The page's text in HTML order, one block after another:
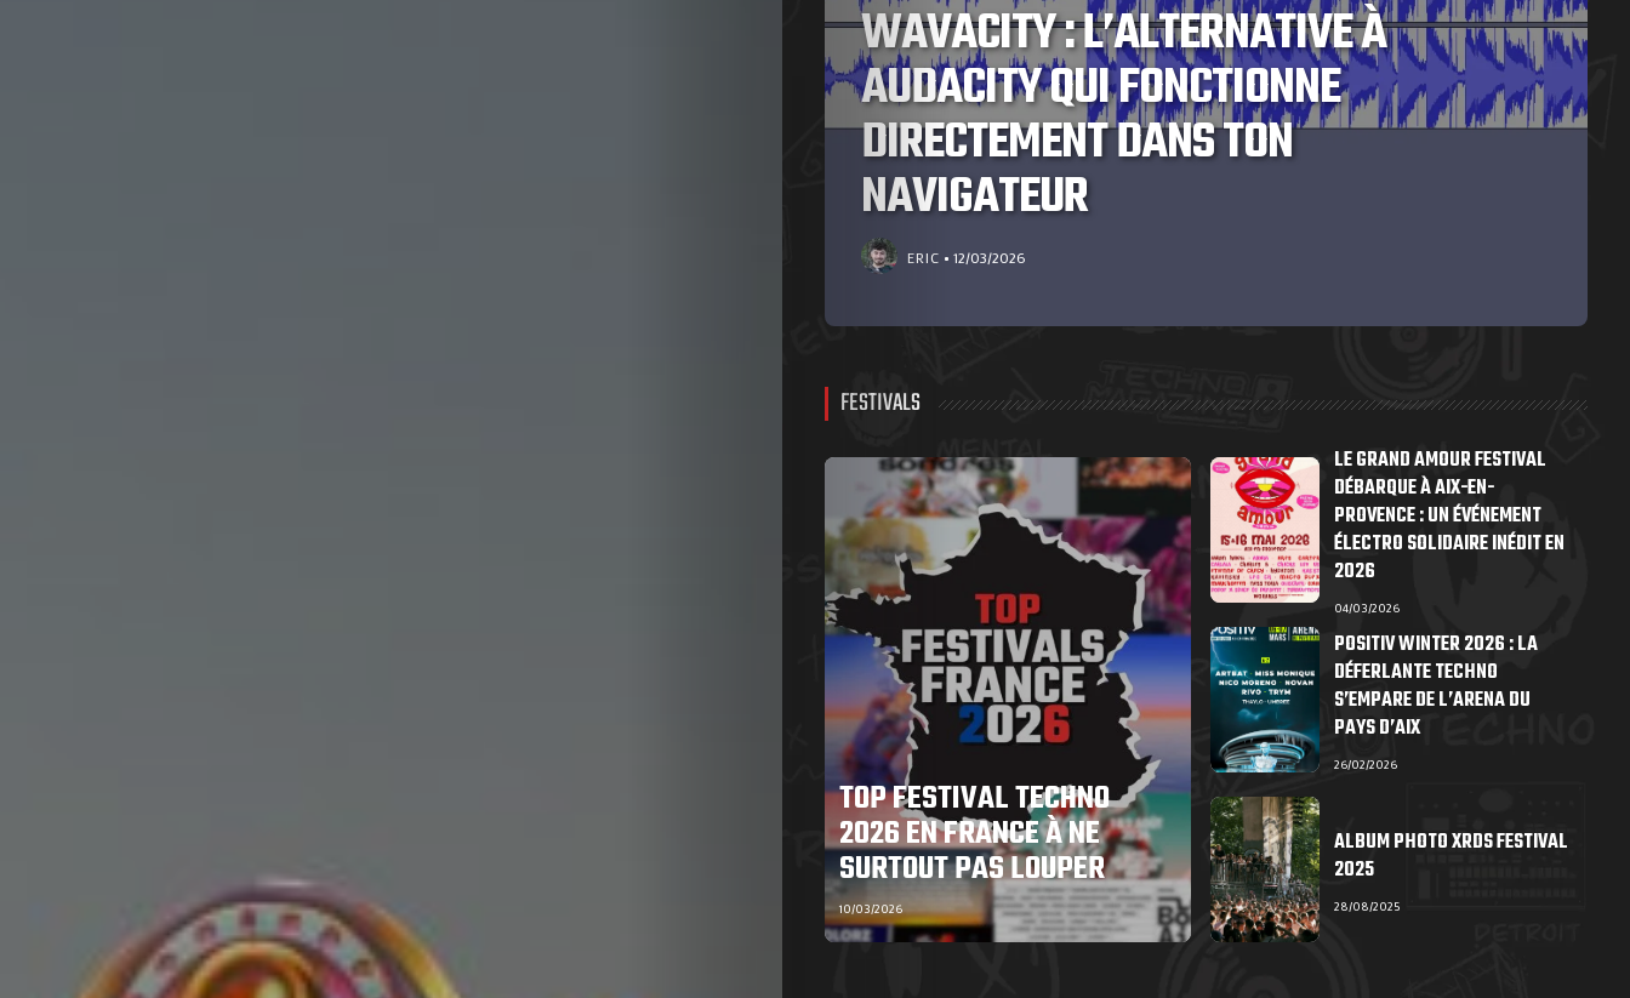
WAVACITY : L’ALTERNATIVE À
AUDACITY QUI FONCTIONNE
DIRECTEMENT DANS TON
NAVIGATEUR
ERIC 12/03/2026
FESTIVALS
TOP FESTIVAL TECHNO
2026 EN FRANCE À NE
SURTOUT PAS LOUPER
10/03/2026
LE GRAND AMOUR FESTIVAL
DÉBARQUE À AIX-EN-
PROVENCE : UN ÉVÉNEMENT
ÉLECTRO SOLIDAIRE INÉDIT EN
2026
04/03/2026
POSITIV WINTER 2026 : LA
DÉFERLANTE TECHNO
S’EMPARE DE L’ARENA DU
PAYS D’AIX
26/02/2026
ALBUM PHOTO XRDS FESTIVAL
2025
28/08/2025